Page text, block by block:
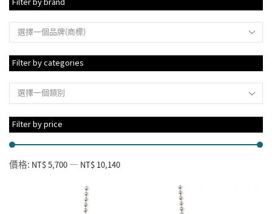
選擇一個品牌(商標)
Filter by categories
選擇一個類別
Filter by price
價格: NT$ 5,700 — NT$ 10,140